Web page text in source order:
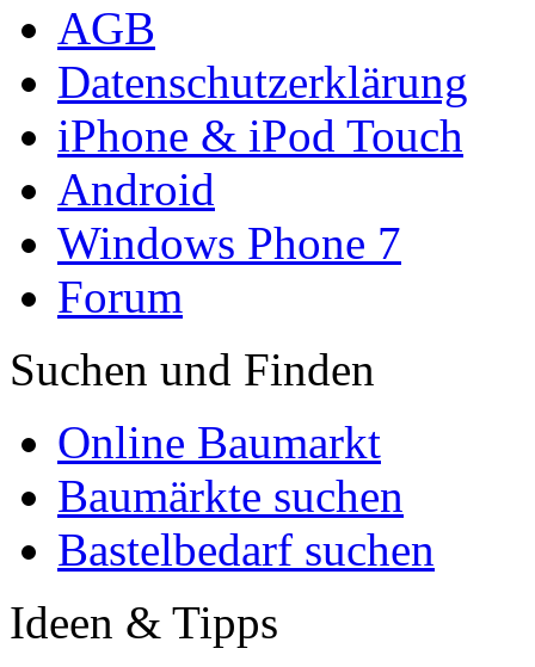
AGB
Datenschutzerklärung
iPhone & iPod Touch
Android
Windows Phone 7
Forum
Suchen und Finden
Online Baumarkt
Baumärkte suchen
Bastelbedarf suchen
Ideen & Tipps